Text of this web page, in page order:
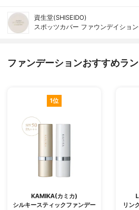
資生堂(SHISEIDO)
スポッツカバー ファウンデイショ
ファンデーションおすすめラ
1位
KAMIKA(カミカ)
シルキースティックファンデー
リン